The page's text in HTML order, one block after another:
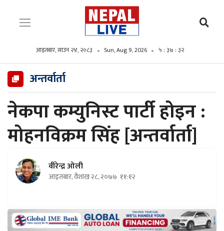
आइतबार, साउन २४, २०८३ Sun, Aug 9, 2026 ५ : ३७ : ३४
अन्तर्वार्ता
नेकपा कम्युनिस्ट पार्टी होइन :
मोहनविक्रम सिंह [अन्तर्वार्ता]
वीरेन्द्र ओली
आइतबार, वैशाख २८, २०७७ ११:१२